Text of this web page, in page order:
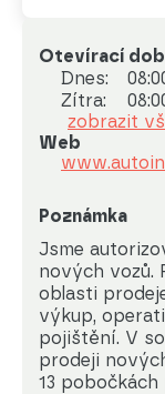
Otevírací
Dnes:
Zítra:
zobrazit
Web
Poznámka
Jsme
nových vozů.
oblasti
výkup,
pojištění. V
prodeji
13 pobočkách